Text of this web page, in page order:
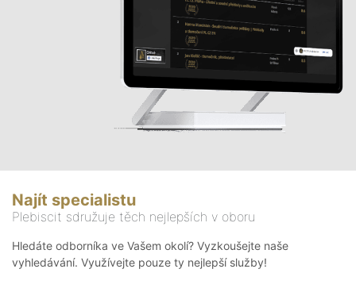
Najít specialistu
Plebiscit sdružuje těch nejlepších v oboru
Hledáte odborníka ve Vašem okolí? Vyzkoušejte naše
vyhledávání. Využívejte pouze ty nejlepší služby!